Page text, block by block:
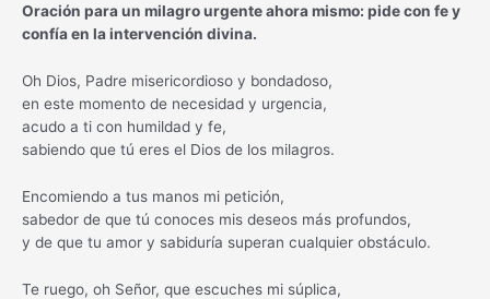
Oración para un milagro urgente ahora mismo: pide con fe y
confía en la intervención divina.
Oh Dios, Padre misericordioso y bondadoso,
en este momento de necesidad y urgencia,
acudo a ti con humildad y fe,
sabiendo que tú eres el Dios de los milagros.
Encomiendo a tus manos mi petición,
sabedor de que tú conoces mis deseos más profundos,
y de que tu amor y sabiduría superan cualquier obstáculo.
Te ruego, oh Señor, que escuches mi súplica,